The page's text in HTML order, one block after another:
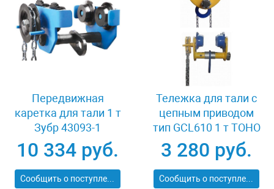
Передвижная
каретка для тали 1 т
Зубр 43093-1
10 334 руб.
Сообщить о поступлении
Тележка для тали с
цепным приводом
тип GCL610 1 т TOHO
XK37702
3 280 руб.
Сообщить о поступлении